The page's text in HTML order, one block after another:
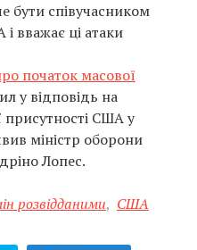
бути співучасником
вважає ці атаки
початок масової
у відповідь на
присутності США у
міністр оборони
Лопес.
розвідданими, США